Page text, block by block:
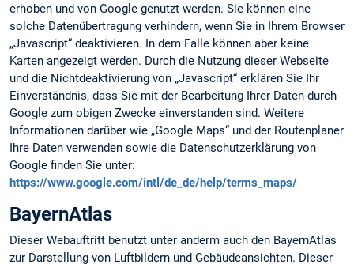
erhoben und von Google genutzt werden. Sie können eine
solche Datenübertragung verhindern, wenn Sie in Ihrem Browser
„Javascript“ deaktivieren. In dem Falle können aber keine
Karten angezeigt werden. Durch die Nutzung dieser Webseite
und die Nichtdeaktivierung von „Javascript“ erklären Sie Ihr
Einverständnis, dass Sie mit der Bearbeitung Ihrer Daten durch
Google zum obigen Zwecke einverstanden sind. Weitere
Informationen darüber wie „Google Maps“ und der Routenplaner
Ihre Daten verwenden sowie die Datenschutzerklärung von
Google finden Sie unter:
https://www.google.com/intl/de_de/help/terms_maps/
BayernAtlas
Dieser Webauftritt benutzt unter anderm auch den BayernAtlas
zur Darstellung von Luftbildern und Gebäudeansichten. Dieser